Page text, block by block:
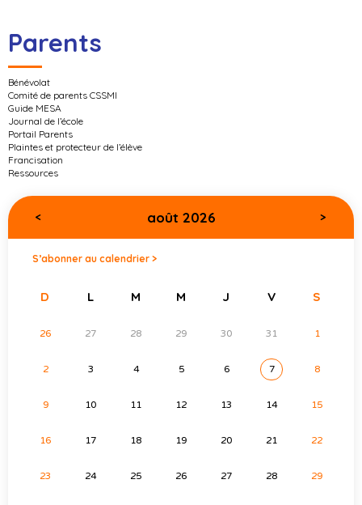
Parents
Bénévolat
Comité de parents CSSMI
Guide MESA
Journal de l’école
Portail Parents
Plaintes et protecteur de l’élève
Francisation
Ressources
< août 2026 >
S’abonner au calendrier >
D L M M J V S
26 27 28 29 30 31 1
2 3 4 5 6 7 8
9 10 11 12 13 14 15
16 17 18 19 20 21 22
23 24 25 26 27 28 29